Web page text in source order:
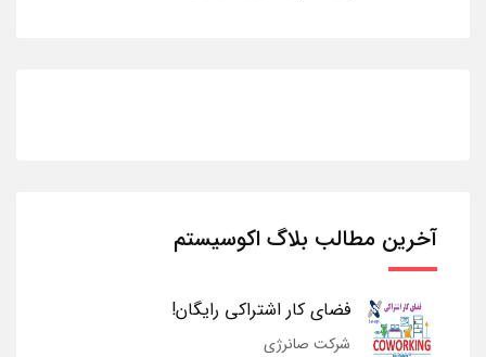
آخرین مطالب بلاگ اکوسیستم
فضای کار اشتراکی رایگان!
شرکت صانرژی